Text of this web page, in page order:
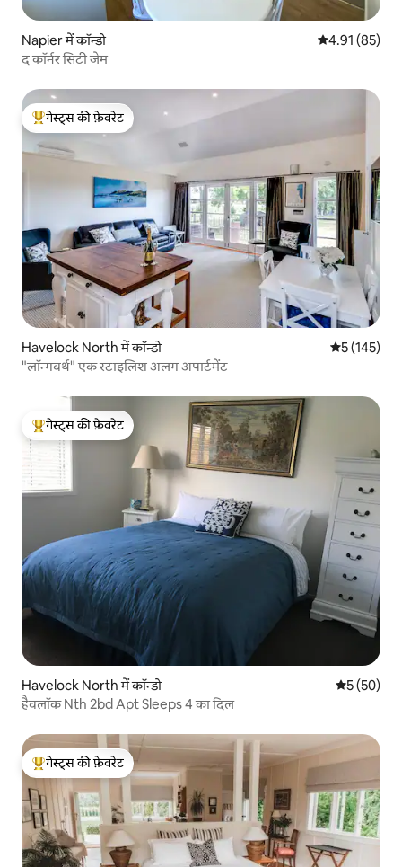
Napier में कॉन्डो औसत रेटिंग 5 में
4.91 (85)
द कॉर्नर सिटी जेम
गेस्ट्स का टॉप फ़ेवरेट
गेस्ट्स की फ़ेवरेट
Havelock North में कॉन्डो औसत रेटिंग 5
5 (145)
"लॉन्गवर्थ" एक स्टाइलिश अलग अपार्टमेंट
गेस्ट्स का टॉप फ़ेवरेट
गेस्ट्स की फ़ेवरेट
Havelock North में कॉन्डो औसत रेटिंग
5 (50)
हैवलॉक Nth 2bd Apt Sleeps 4 का दिल
गेस्ट्स का टॉप फ़ेवरेट
गेस्ट्स की फ़ेवरेट